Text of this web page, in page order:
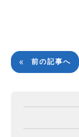
« 前の記事へ